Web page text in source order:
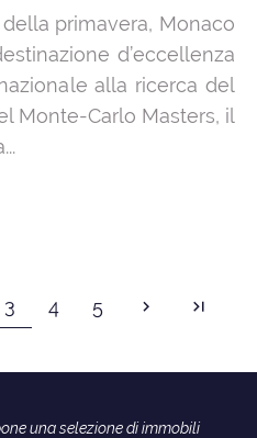
primavera, Monaco
d’eccellenza
alla ricerca del
Monte-Carlo Masters, il
3 4 5
una selezione di immobili